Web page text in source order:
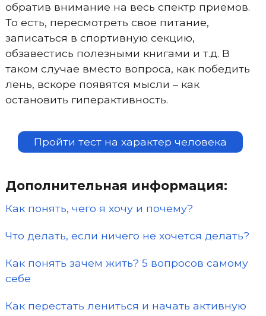
обратив внимание на весь спектр приемов.
То есть, пересмотреть свое питание,
записаться в спортивную секцию,
обзавестись полезными книгами и т.д. В
таком случае вместо вопроса, как победить
лень, вскоре появятся мысли – как
остановить гиперактивность.
Пройти тест на характер человека
Дополнительная информация:
Как понять, чего я хочу и почему?
Что делать, если ничего не хочется делать?
Как понять зачем жить? 5 вопросов самому
себе
Как перестать лениться и начать активную